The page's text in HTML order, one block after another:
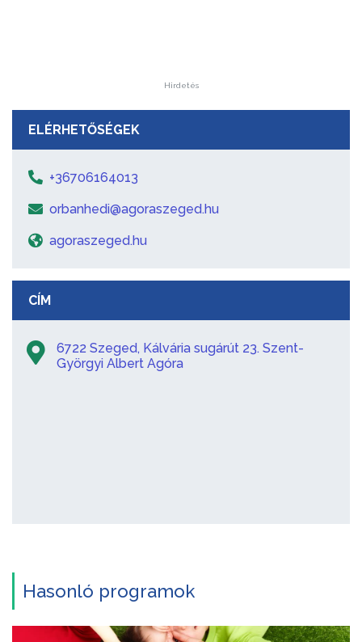
Hirdetés
ELÉRHETŐSÉGEK
+36706164013
orbanhedi@agoraszeged.hu
agoraszeged.hu
CÍM
6722 Szeged, Kálvária sugárút 23. Szent-
Györgyi Albert Agóra
Hasonló programok